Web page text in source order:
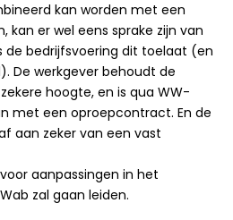
kan worden met een
er wel eens sprake zijn van
bedrijfsvoering dit toelaat (en
De werkgever behoudt de
hoogte, en is qua WW-
met een oproepcontract. En de
aan zeker van een vast
aanpassingen in het
zal gaan leiden.